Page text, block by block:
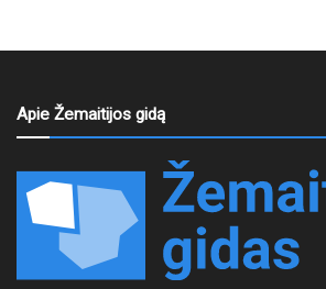
Apie Žemaitijos gidą